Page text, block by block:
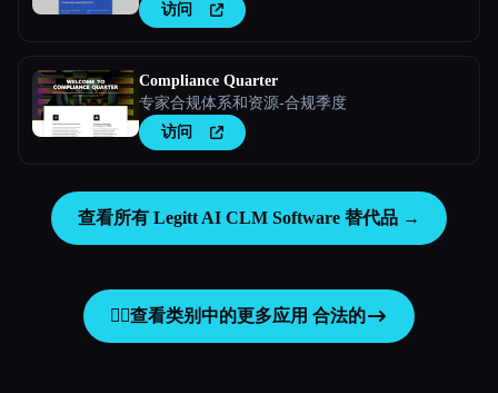
访问
Compliance Quarter
专家合规体系和资源-合规季度
访问
查看所有 Legitt AI CLM Software 替代品 →
👩‍⚖️查看类别中的更多应用 合法的